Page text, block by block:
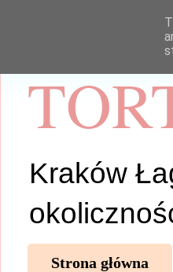
Kraków
Strona główna